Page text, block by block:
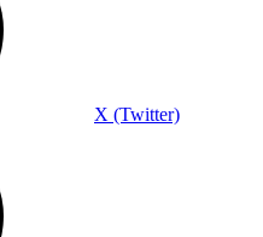
X (Twitter)